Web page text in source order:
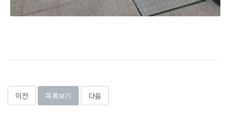
이전 목록보기 다음